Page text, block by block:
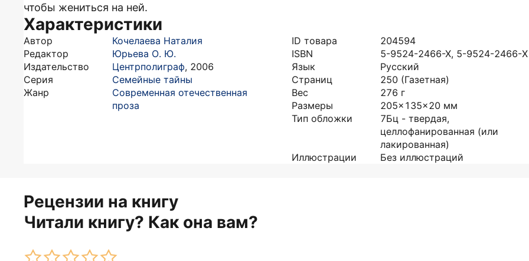
чтобы жениться на ней.
Характеристики
Автор
Кочелаева Наталия
Редактор
Юрьева О. Ю.
Издательство
Центрполиграф, 2006
Серия
Семейные тайны
Жанр
Современная отечественная
проза
ID товара
204594
ISBN
5-9524-2466-X, 5-9524-2466-Х
Язык
Русский
Страниц
250 (Газетная)
Вес
276 г
Размеры
205x135x20 мм
Тип обложки
7Бц - твердая,
целлофанированная (или
лакированная)
Иллюстрации
Без иллюстраций
Рецензии на книгу
Читали книгу? Как она вам?